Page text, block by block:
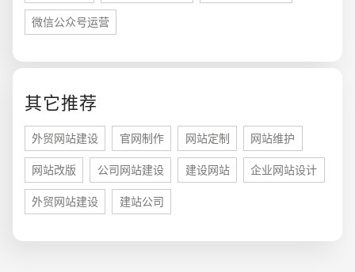
微信公众号运营
其它推荐
外贸网站建设 官网制作 网站定制 网站维护
网站改版 公司网站建设 建设网站 企业网站设计
外贸网站建设 建站公司